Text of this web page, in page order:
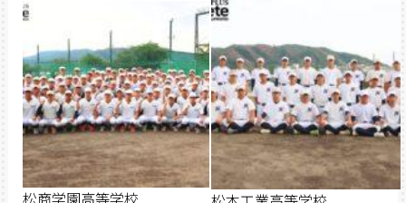
松商学園高等学校